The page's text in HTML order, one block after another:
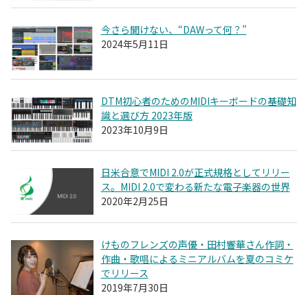
今さら聞けない、“DAWって何？”
2024年5月11日
DTM初心者のためのMIDIキーボードの基礎知
識と選び方 2023年版
2023年10月9日
日米合意でMIDI 2.0が正式規格としてリリー
ス。MIDI 2.0で変わる新たな電子楽器の世界
2020年2月25日
けものフレンズの声優・田村響華さん作詞・
作曲・歌唱によるミニアルバムを夏のコミケ
でリリース
2019年7月30日